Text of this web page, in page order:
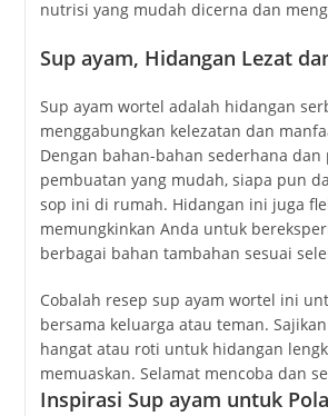
nutrisi yang mudah dicerna dan
Sup ayam, Hidangan Lezat
Sup ayam wortel adalah hidangan
menggabungkan kelezatan dan
Dengan bahan-bahan sederhana dan
pembuatan yang mudah, siapa pun
sop ini di rumah. Hidangan ini juga
memungkinkan Anda untuk
berbagai bahan tambahan sesuai
Cobalah resep sup ayam wortel ini
bersama keluarga atau teman.
hangat atau roti untuk hidangan
memuaskan. Selamat mencoba dan
Inspirasi Sup ayam untuk